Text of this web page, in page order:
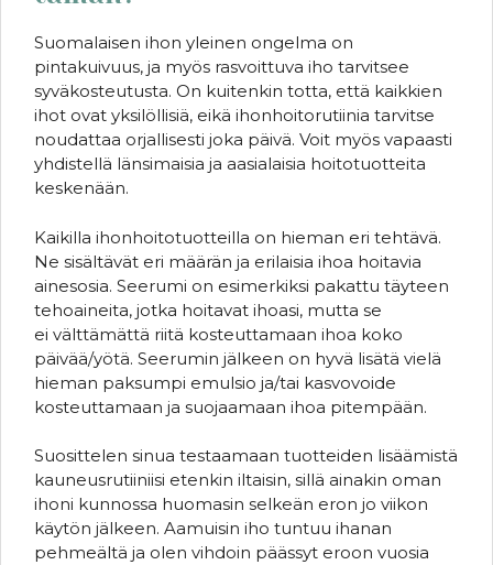
Suomalaisen ihon yleinen ongelma on
pintakuivuus, ja myös rasvoittuva iho tarvitsee
syväkosteutusta. On kuitenkin totta, että kaikkien
ihot ovat yksilöllisiä, eikä ihonhoitorutiinia tarvitse
noudattaa orjallisesti joka päivä. Voit myös vapaasti
yhdistellä länsimaisia ja aasialaisia hoitotuotteita
keskenään.
Kaikilla ihonhoitotuotteilla on hieman eri tehtävä.
Ne sisältävät eri määrän ja erilaisia ihoa hoitavia
ainesosia. Seerumi on esimerkiksi pakattu täyteen
tehoaineita, jotka hoitavat ihoasi, mutta se
ei välttämättä riitä kosteuttamaan ihoa koko
päivää/yötä. Seerumin jälkeen on hyvä lisätä vielä
hieman paksumpi emulsio ja/tai kasvovoide
kosteuttamaan ja suojaamaan ihoa pitempään.
Suosittelen sinua testaamaan tuotteiden lisäämistä
kauneusrutiiniisi etenkin iltaisin, sillä ainakin oman
ihoni kunnossa huomasin selkeän eron jo viikon
käytön jälkeen. Aamuisin iho tuntuu ihanan
pehmeältä ja olen vihdoin päässyt eroon vuosia